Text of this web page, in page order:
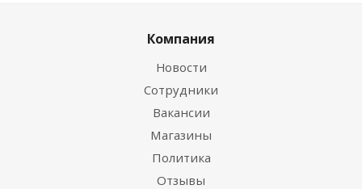
Компания
Новости
Сотрудники
Вакансии
Магазины
Политика
Отзывы